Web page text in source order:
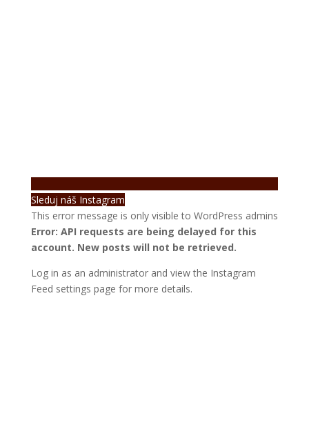
Sleduj náš Instagram
This error message is only visible to WordPress admins
Error: API requests are being delayed for this
account. New posts will not be retrieved.
Log in as an administrator and view the Instagram
Feed settings page for more details.